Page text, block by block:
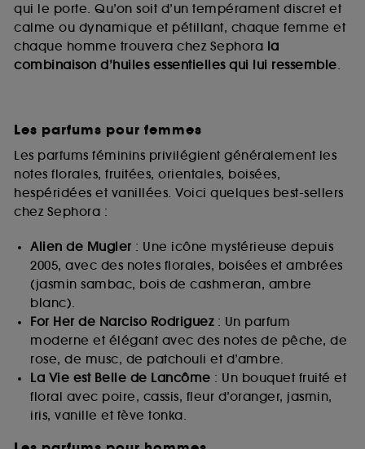
qui le porte. Qu’on soit d’un tempérament discret et
calme ou dynamique et pétillant, chaque femme et
chaque homme trouvera chez Sephora la
combinaison d’huiles essentielles qui lui ressemble.
Les parfums pour femmes
Les parfums féminins privilégient généralement les
notes florales, fruitées, orientales, boisées,
hespéridées et vanillées. Voici quelques best-sellers
chez Sephora :
Alien de Mugler: Une icône mystérieuse depuis
2005, avec des notes florales, boisées et ambrées
(jasmin sambac, bois de cashmeran, ambre
blanc).
For Her de Narciso Rodriguez: Un parfum
moderne et élégant avec des notes de pêche, de
rose, de musc, de patchouli et d’ambre.
La Vie est Belle de Lancôme : Un bouquet fruité et
floral avec poire, cassis, fleur d’oranger, jasmin,
iris, vanille et fève tonka.